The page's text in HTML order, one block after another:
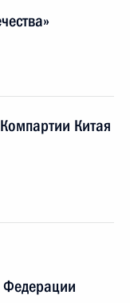
Китая
Федерации